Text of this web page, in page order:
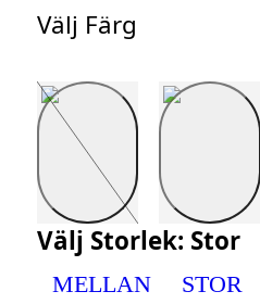
Välj Färg
Välj Färg
Välj Storlek: Stor
MELLAN STOR